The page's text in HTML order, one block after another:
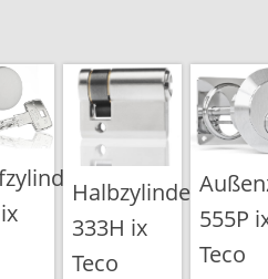
Halbzylinder
333H ix
Teco
555P
Teco